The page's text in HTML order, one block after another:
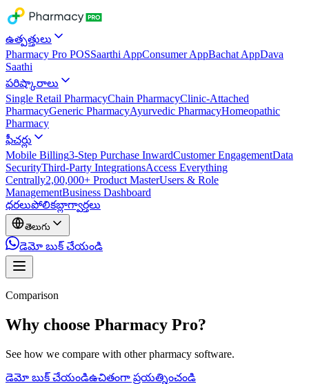
ఉత్పత్తులు
Pharmacy Pro POSSaarthi AppConsumer AppBachat AppDava
Saathi
పరిష్కారాలు
Single Retail PharmacyChain PharmacyClinic-Attached
PharmacyGeneric PharmacyAyurvedic PharmacyHomeopathic
Pharmacy
ఫీచర్లు
Mobile Billing3-Step Purchase InwardCustomer EngagementData
SecurityThird-Party IntegrationsAccess Everything
Centrally2,00,000+ Product MasterUsers & Role
ManagementBusiness Dashboard
ధరలుపోలికబ్లాగ్వార్తలు
తెలుగు
డెమో బుక్ చేయండి
Comparison
Why choose Pharmacy Pro?
See how we compare with other pharmacy software.
డెమో బుక్ చేయండిఉచితంగా ప్రయత్నించండి